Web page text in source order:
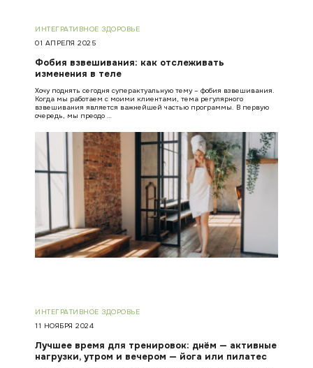
ИНТЕГРАТИВНОЕ ЗДОРОВЬЕ
01 АПРЕЛЯ 2025
Фобия взвешивания: как отслеживать
изменения в теле
Хочу поднять сегодня суперактуальную тему – фобия взвешивания.
Когда мы работаем с моими клиентами, тема регулярного
взвешивания является важнейшей частью программы. В первую
очередь, мы преодо …
ИНТЕГРАТИВНОЕ ЗДОРОВЬЕ
11 НОЯБРЯ 2024
Лучшее время для тренировок: днём — активные
нагрузки, утром и вечером — йога или пилатес